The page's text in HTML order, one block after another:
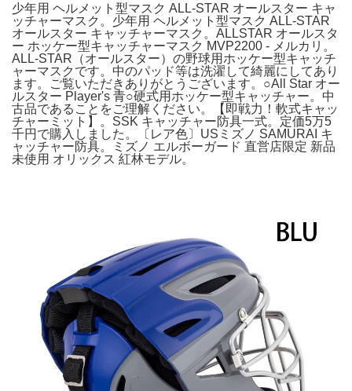
少年用 ヘルメット型マスク ALL-STAR オールスター キャ
ッチャーマスク。少年用 ヘルメット型マスク ALL-STAR
オールスター キャッチャーマスク。ALLSTAR オールスタ
ー ホッケー型キャッチャーマスク MVP2200 - メルカリ。
ALL-STAR（オールスター）の野球用ホッケー型キャッチ
ャーマスクです。中のパッド等は洗濯して綺麗にしてあり
ます。ご覧いただきありがとうございます。○All Star オー
ルスター Player's 青○硬式用ホッケー型キャッチャー。中
古品であることをご理解ください。【即戦力！軟式キャッ
チャーミット】。SSK キャッチャー防具一式。定価5万5
千円で購入しました。〔レア色〕USミズノ SAMURAI キ
ャッチャー防具。ミズノ エルボーガード 直営店限定 新品
未使用 オリックス 紅林モデル。